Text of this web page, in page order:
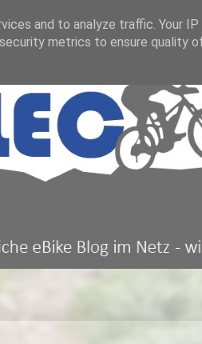
and to analyze traffic. Your
metrics to ensure quality